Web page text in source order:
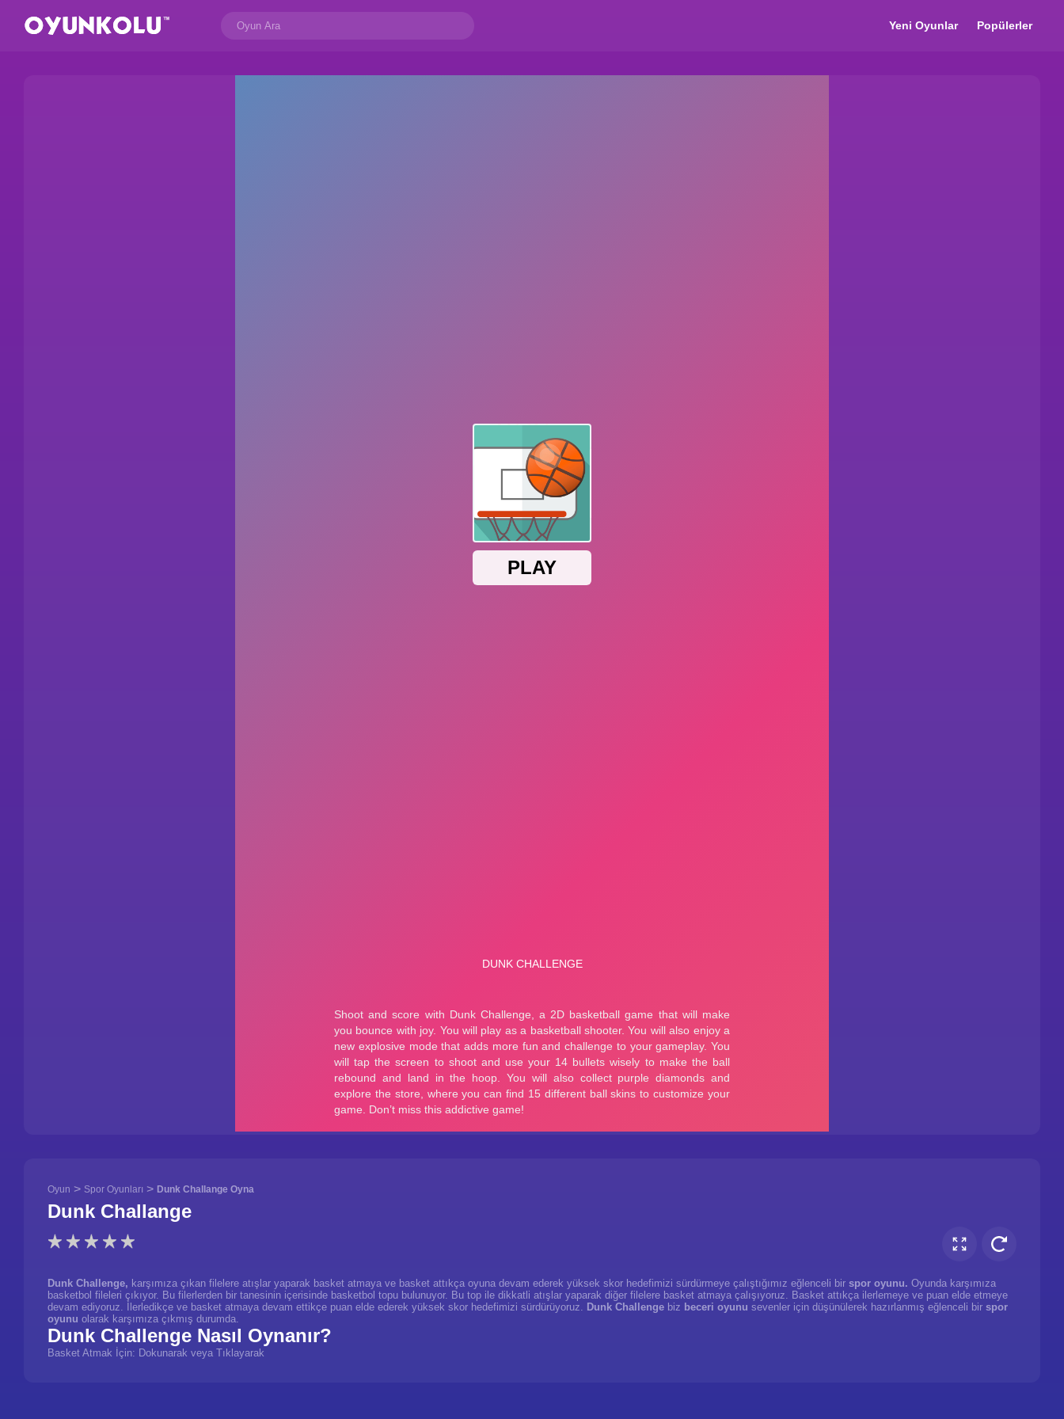
Yeni Oyunlar Popülerler
Oyun > Spor Oyunları > Dunk Challange Oyna
Dunk Challange
Dunk Challenge, karşımıza çıkan filelere atışlar yaparak basket atmaya ve basket attıkça oyuna devam ederek yüksek skor hedefimizi sürdürmeye çalıştığımız eğlenceli bir spor oyunu. Oyunda karşımıza
basketbol fileleri çıkıyor. Bu filerlerden bir tanesinin içerisinde basketbol topu bulunuyor. Bu top ile dikkatli atışlar yaparak diğer filelere basket atmaya çalışıyoruz. Basket attıkça ilerlemeye ve puan elde etmeye
devam ediyoruz. İlerledikçe ve basket atmaya devam ettikçe puan elde ederek yüksek skor hedefimizi sürdürüyoruz. Dunk Challenge biz beceri oyunu sevenler için düşünülerek hazırlanmış eğlenceli bir spor
oyunu olarak karşımıza çıkmış durumda.
Dunk Challenge Nasıl Oynanır?
Basket Atmak İçin: Dokunarak veya Tıklayarak